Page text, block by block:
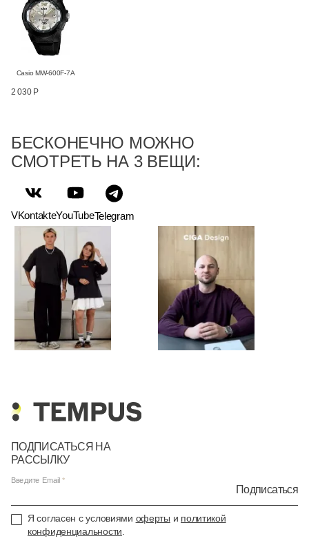
Casio MW-600F-7A
2 030 Р
БЕСКОНЕЧНО МОЖНО
СМОТРЕТЬ НА 3 ВЕЩИ:
VKontakteYouTubeTelegram
ПОДПИСАТЬСЯ НА
РАССЫЛКУ
Введите Email
Подписаться
Я согласен с условиями оферты и политикой
конфиденциальности